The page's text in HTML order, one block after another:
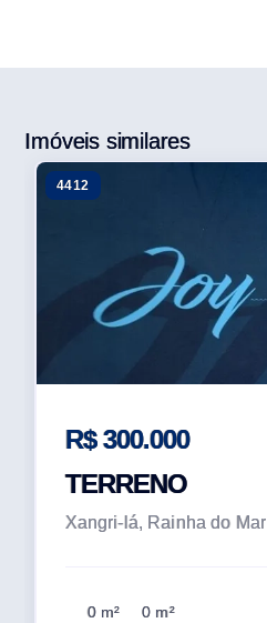
Imóveis similares
4412
R$ 300.000
TERRENO
Xangri-lá, Rainha do Mar
0 m² 0 m²